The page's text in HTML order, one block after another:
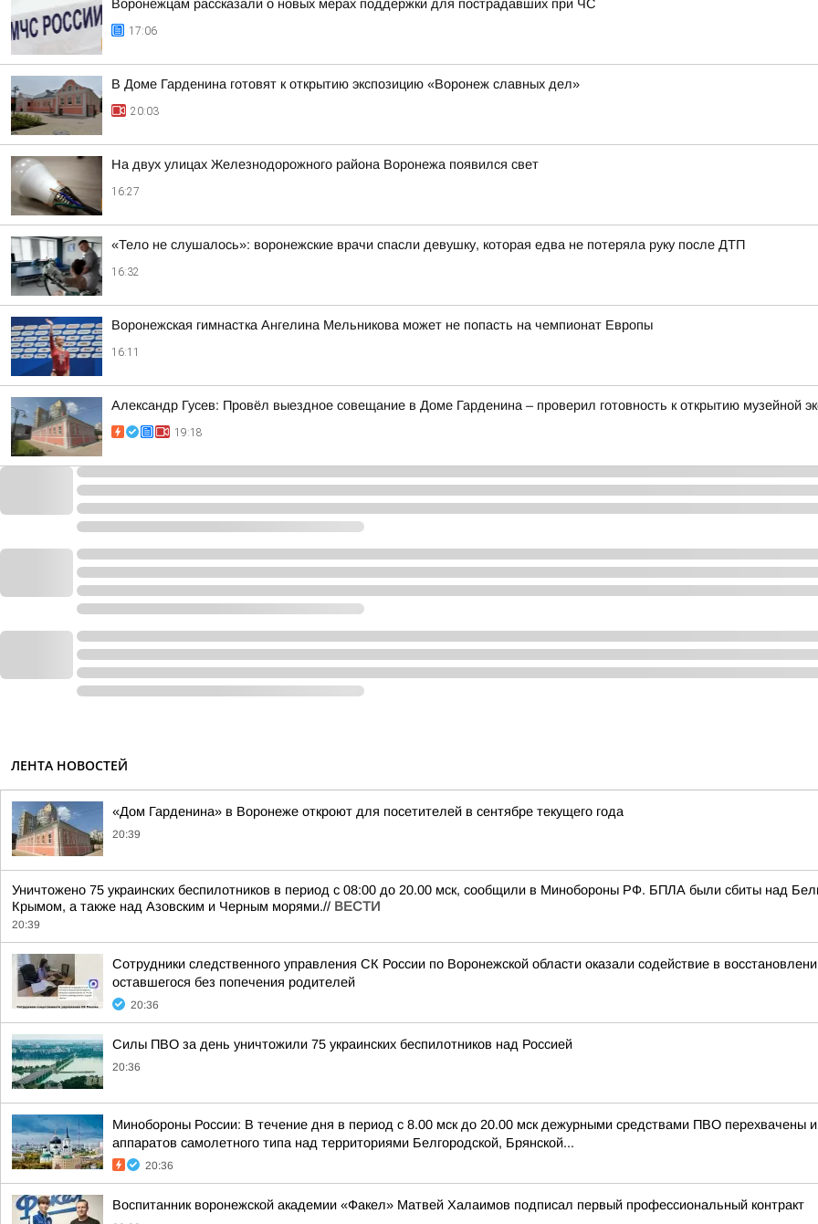
Воронежцам рассказали о новых мерах поддержки для пострадавших при ЧС
17:06
В Доме Гарденина готовят к открытию экспозицию «Воронеж славных дел»
20:03
На двух улицах Железнодорожного района Воронежа появился свет
16:27
«Тело не слушалось»: воронежские врачи спасли девушку, которая едва не потеряла руку после ДТП
16:32
Воронежская гимнастка Ангелина Мельникова может не попасть на чемпионат Европы
16:11
Александр Гусев: Провёл выездное совещание в Доме Гарденина – проверил готовность к открытию музейной
19:18
ЛЕНТА НОВОСТЕЙ
«Дом Гарденина» в Воронеже откроют для посетителей в сентябре текущего года
20:39
Уничтожено 75 украинских беспилотников в период с 08:00 до 20.00 мск, сообщили в Минобороны РФ. БПЛА были сбиты над
Крымом, а также над Азовским и Черным морями.// ВЕСТИ
20:39
Сотрудники следственного управления СК России по Воронежской области оказали содействие в
оставшегося без попечения родителей
20:36
Силы ПВО за день уничтожили 75 украинских беспилотников над Россией
20:36
Минобороны России: В течение дня в период с 8.00 мск до 20.00 мск дежурными средствами ПВО перехвачены
аппаратов самолетного типа над территориями Белгородской, Брянской...
20:36
Воспитанник воронежской академии «Факел» Матвей Халаимов подписал первый профессиональный контракт